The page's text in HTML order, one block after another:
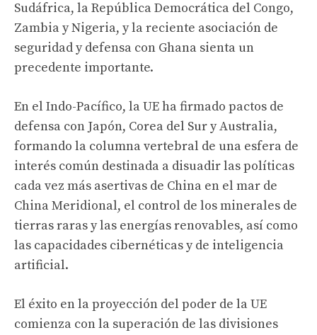
Sudáfrica, la República Democrática del Congo,
Zambia y Nigeria, y la reciente asociación de
seguridad y defensa con Ghana sienta un
precedente importante.
En el Indo-Pacífico, la UE ha firmado pactos de
defensa con Japón, Corea del Sur y Australia,
formando la columna vertebral de una esfera de
interés común destinada a disuadir las políticas
cada vez más asertivas de China en el mar de
China Meridional, el control de los minerales de
tierras raras y las energías renovables, así como
las capacidades cibernéticas y de inteligencia
artificial.
El éxito en la proyección del poder de la UE
comienza con la superación de las divisiones